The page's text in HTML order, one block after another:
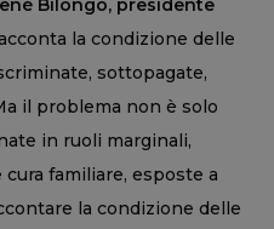
la condizione delle
sottopagate,
il problema non è solo
in ruoli marginali,
familiare, esposte a
la condizione delle